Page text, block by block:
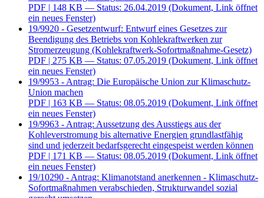
PDF | 148 KB — Status: 26.04.2019 (Dokument, Link öffnet
ein neues Fenster)
19/9920 - Gesetzentwurf: Entwurf eines Gesetzes zur
Beendigung des Betriebs von Kohlekraftwerken zur
Stromerzeugung (Kohlekraftwerk-Sofortmaßnahme-Gesetz)
PDF | 275 KB — Status: 07.05.2019 (Dokument, Link öffnet
ein neues Fenster)
19/9953 - Antrag: Die Europäische Union zur Klimaschutz-
Union machen
PDF | 163 KB — Status: 08.05.2019 (Dokument, Link öffnet
ein neues Fenster)
19/9963 - Antrag: Aussetzung des Ausstiegs aus der
Kohleverstromung bis alternative Energien grundlastfähig
sind und jederzeit bedarfsgerecht eingespeist werden können
PDF | 171 KB — Status: 08.05.2019 (Dokument, Link öffnet
ein neues Fenster)
19/10290 - Antrag: Klimanotstand anerkennen - Klimaschutz-
Sofortmaßnahmen verabschieden, Strukturwandel sozial